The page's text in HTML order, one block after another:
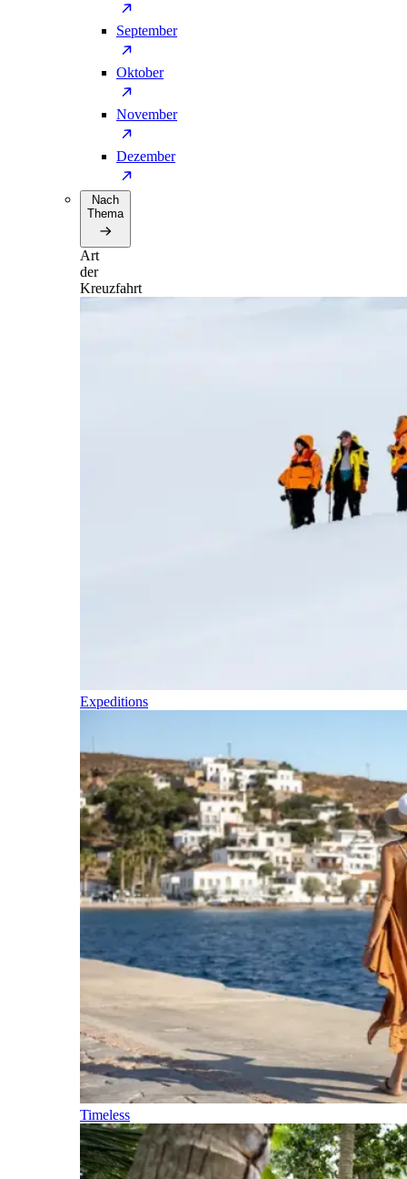
September
Oktober
November
Dezember
Nach
Thema
Art
der
Kreuzfahrt
Expeditions
Timeless